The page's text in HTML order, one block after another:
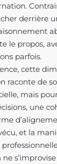
derrière
le propos,
parfois.
cette
raconte de
mais
une
et la